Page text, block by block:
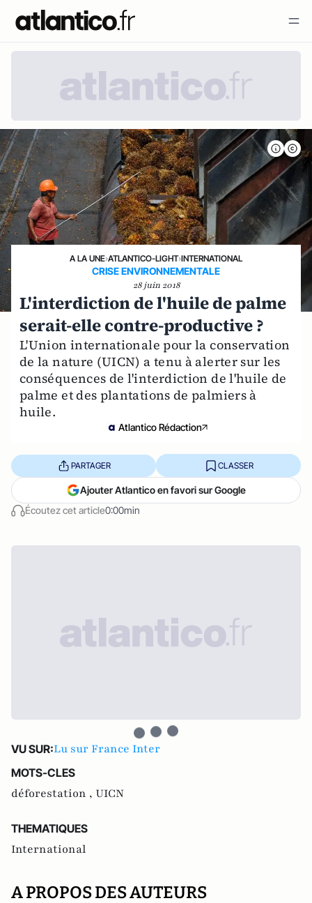
A LA UNE›ATLANTICO-LIGHT›INTERNATIONAL
CRISE ENVIRONNEMENTALE
28 juin 2018
L'interdiction de l'huile de palme
serait-elle contre-productive ?
L'Union internationale pour la conservation
de la nature (UICN) a tenu à alerter sur les
conséquences de l'interdiction de l'huile de
palme et des plantations de palmiers à
huile.
Atlantico Rédaction
Écoutez cet article0:00min
PARTAGER CLASSER
Ajouter Atlantico en favori sur Google
VU SUR:Lu sur France Inter
MOTS-CLES
déforestation , UICN
THEMATIQUES
International
A PROPOS DES AUTEURS